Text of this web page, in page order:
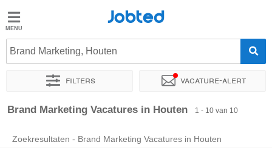
Jobted
Vacatures
Salarissen
Jobted
Brand Marketing, Houten
Filters Vacature-alert
Sorteer op Exacte locatie Soort dienstverband Werkuren
Brand Marketing Vacatures in Houten 1 - 10 van 10
Zoekresultaten - Brand Marketing Vacatures in Houten